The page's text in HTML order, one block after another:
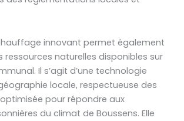
innovant permet également
ressources naturelles disponibles sur
Il s’agit d’une technologie
locale, respectueuse des
pour répondre aux
du climat de Boussens. Elle